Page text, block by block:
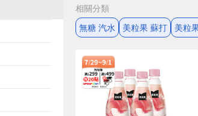
相關分類
無糖 汽水
美粒果 蘇打 美粒